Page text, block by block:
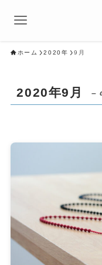
ホーム 2020年 9月
2020年9月 –